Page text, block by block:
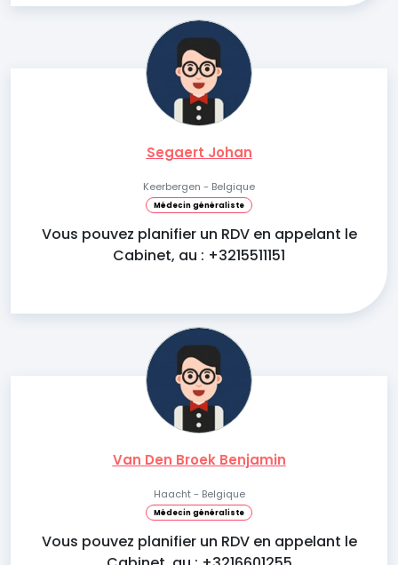
Segaert Johan
Keerbergen - Belgique
Médecin généraliste
Vous pouvez planifier un RDV en appelant le
Cabinet, au : +3215511151
Van Den Broek Benjamin
Haacht - Belgique
Médecin généraliste
Vous pouvez planifier un RDV en appelant le